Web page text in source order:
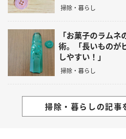
掃除・暮らし
「お菓子のラム
術。「長いものが
しやすい！」
掃除・暮らし
掃除・暮らしの記事